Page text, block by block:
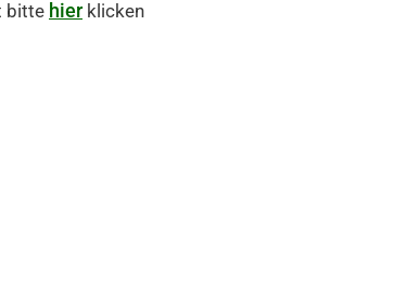
bitte hierklicken